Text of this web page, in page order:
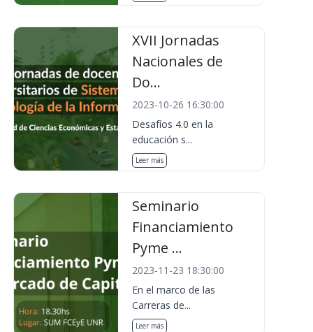
XVII Jornadas
Nacionales de
Do...
2023-10-26 16:30:00
Desafíos 4.0 en la
educación s...
Leer más
Seminario
Financiamiento
Pyme ...
2023-11-23 18:30:00
En el marco de las
Carreras de...
Leer más